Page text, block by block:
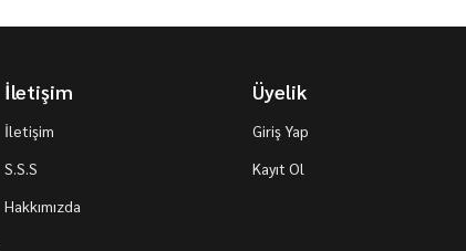
İletişim
İletişim
S.S.S
Hakkımızda
Üyelik
Giriş Yap
Kayıt Ol